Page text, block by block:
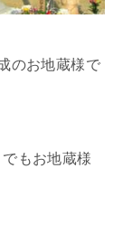
のお地蔵様で
もお地蔵様